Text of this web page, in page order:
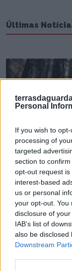
Personal
If you wish to
processing of
targeted
section to
opt-out request
interest-based
us or personal
your opt-out. You
disclosure of
IAB’s list of
also be disclosed
Downstream
Últimas
Indivíduo de
florestal
7/08/2026